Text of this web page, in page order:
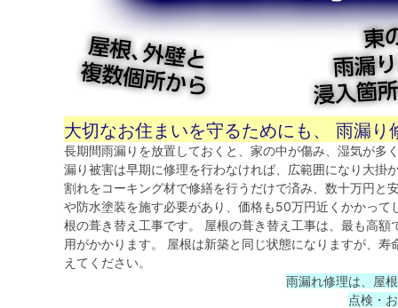
大切なお住まいを守るためにも、 雨漏
長期間雨漏りを放置しておくと、家の中が傷み、湿気が多
漏り被害は早期に修理を行わなければ、広範囲になり大掛
割れをコーキング材で修繕を行うだけで済み、数十万円と
や防水塗装を施す必要があり、価格も50万円近くかかっ
根の葺き替え工事です。 屋根の葺き替え工事は、最も高
用がかかります。 屋根は新築と同じ状態になりますが、
えてください。
雨漏れ修理は、屋
点検・